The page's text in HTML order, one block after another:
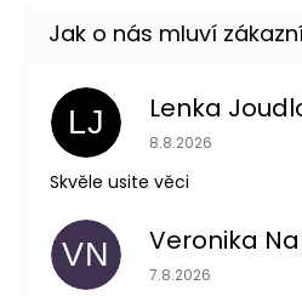
LJ Lenka
Hodnocení
8.8.2026
Skvěle usite věci
VN Veronika
Hodnocení
7.8.2026